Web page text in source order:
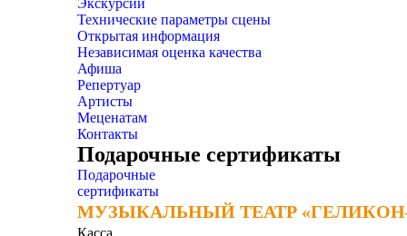
Экскурсии
Технические параметры сцены
Открытая информация
Независимая оценка качества
Афиша
Репертуар
Артисты
Меценатам
Контакты
Подарочные сертификаты
Подарочные
сертификаты
МУЗЫКАЛЬНЫЙ ТЕАТР
МУЗЫКАЛЬНЫЙ ТЕАТР
Касса